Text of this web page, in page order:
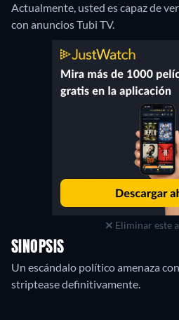
Actualmente, usted es capaz de
con anuncios Tubi TV.
Eliminar este
SINOPSIS
Un escándalo político amenaza